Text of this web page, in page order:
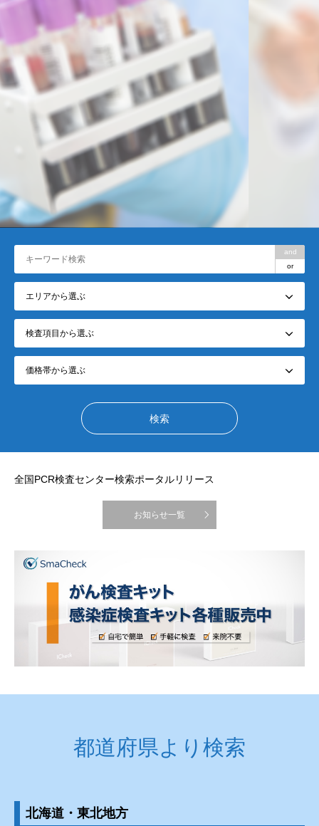
PCR検査を近くで安く！
and
or
全国PCR検査センター検索ポータルリリース
お知らせ一覧
都道府県より検索
北海道・東北地方